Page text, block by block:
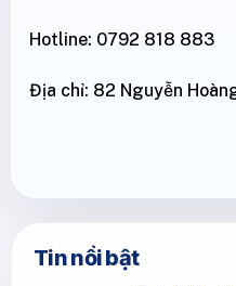
Hotline: 0792 818 883
Địa chỉ: 82 Nguyễn
Tin nổi bật